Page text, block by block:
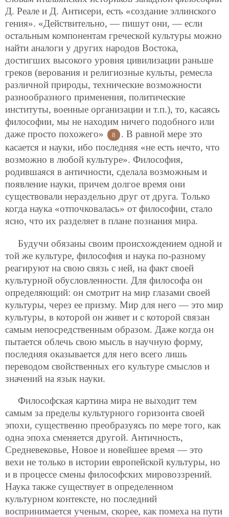
Д. Реале и Д. Антисери, есть «создание эллинского
гения». «Действительно, — пишут они, — если
остальным компонентам греческой культуры можно
найти аналоги у других народов Востока,
достигших высокого уровня цивилизации раньше
греков (верования и религиозные культы, ремесла
различной природы, технические возможности
разнообразного применения, политические
институты, военные организации и т.п.), то, касаясь
философии, мы не находим ничего подобного или
даже просто похожего»
8
. В равной мере это
касается и науки, ибо последняя «не есть нечто, что
возможно в любой культуре». Философия,
родившаяся в античности, сделала возможным и
появление науки, причем долгое время они
существовали нераздельно друг от друга. Только
когда наука «отпочковалась» от философии, стало
ясно, что их разделяет в плане познания мира.
Будучи обязаны своим происхождением одной и
той же культуре, философия и наука по-разному
реагируют на свою связь с ней, на факт своей
культурной обусловленности. Для философа он
определяющий: он смотрит на мир глазами своей
культуры, через ее призму. Мир для него — это мир
культуры, в которой он живет и с которой связан
самым непосредственным образом. Даже когда он
пытается облечь свою мысль в научную форму,
последняя оказывается для него всего лишь
переводом свойственных его культуре смыслов и
значений на язык науки.
Философская картина мира не выходит тем
самым за пределы культурного горизонта своей
эпохи, существенно преобразуясь по мере того, как
одна эпоха сменяется другой. Античность,
Средневековье, Новое и новейшее время — это
вехи не только в истории европейской культуры, но
и в процессе смены философских мировоззрений.
Наука также существует в определенном
культурном контексте, но последний
воспринимается ученым, скорее, как помеха на пути